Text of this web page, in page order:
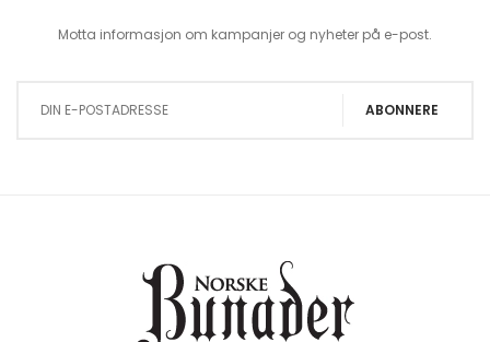
Motta informasjon om kampanjer og nyheter på e-post.
ABONNERE